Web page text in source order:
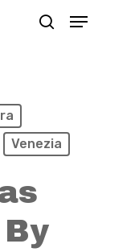
Menu
Venezia